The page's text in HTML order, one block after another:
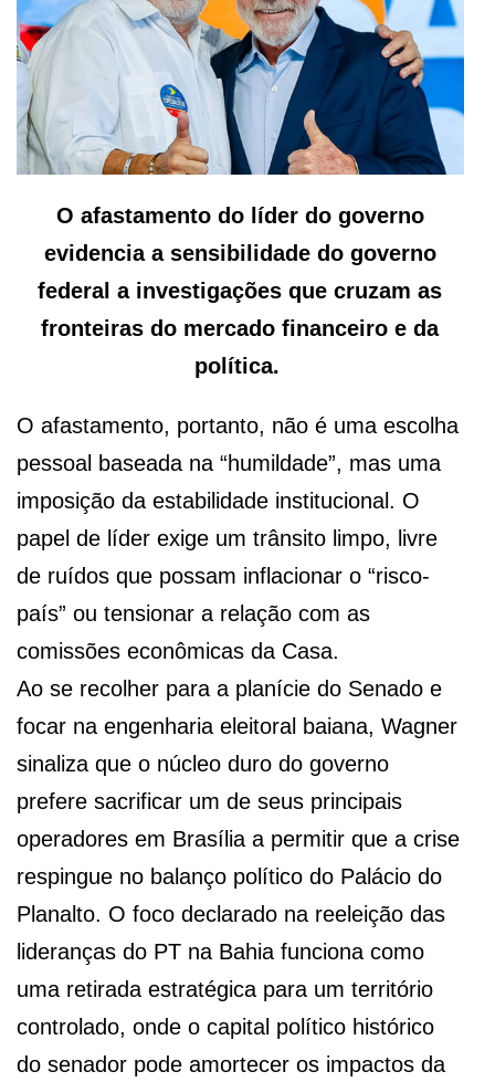
O afastamento do líder do governo
evidencia a sensibilidade do governo
federal a investigações que cruzam as
fronteiras do mercado financeiro e da
política.
O afastamento, portanto, não é uma escolha
pessoal baseada na “humildade”, mas uma
imposição da estabilidade institucional. O
papel de líder exige um trânsito limpo, livre
de ruídos que possam inflacionar o “risco-
país” ou tensionar a relação com as
comissões econômicas da Casa.
Ao se recolher para a planície do Senado e
focar na engenharia eleitoral baiana, Wagner
sinaliza que o núcleo duro do governo
prefere sacrificar um de seus principais
operadores em Brasília a permitir que a crise
respingue no balanço político do Palácio do
Planalto. O foco declarado na reeleição das
lideranças do PT na Bahia funciona como
uma retirada estratégica para um território
controlado, onde o capital político histórico
do senador pode amortecer os impactos da